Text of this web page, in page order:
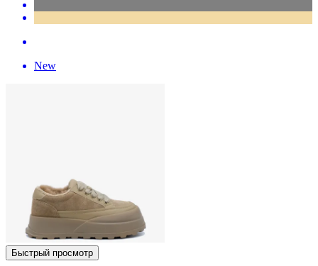
New
Быстрый просмотр